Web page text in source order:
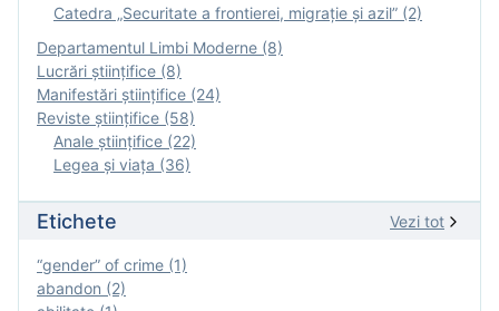
Catedra „Securitate a frontierei, migrație și azil” (2)
Departamentul Limbi Moderne (8)
Lucrări științifice (8)
Manifestări ştiinţifice (24)
Reviste ştiinţifice (58)
Anale ştiinţifice (22)
Legea şi viaţa (36)
Etichete Vezi tot
“gender” of crime (1)
abandon (2)